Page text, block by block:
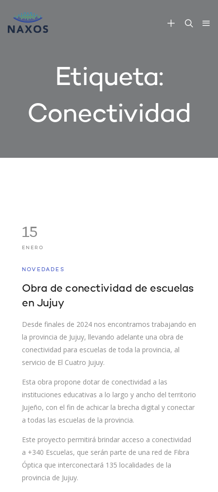
Etiqueta:
Conectividad
15
ENERO
NOVEDADES
Obra de conectividad de escuelas
en Jujuy
Desde finales de 2024 nos encontramos trabajando en
la provincia de Jujuy, llevando adelante una obra de
conectividad para escuelas de toda la provincia, al
servicio de El Cuatro Jujuy.
Esta obra propone dotar de conectividad a las
instituciones educativas a lo largo y ancho del territorio
Jujeño, con el fin de achicar la brecha digital y conectar
a todas las escuelas de la provincia.
Este proyecto permitirá brindar acceso a conectividad
a +340 Escuelas, que serán parte de una red de Fibra
Óptica que interconectará 135 localidades de la
provincia de Jujuy.